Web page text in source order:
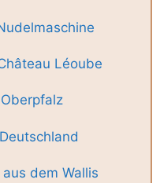
Léoube
dem Wallis